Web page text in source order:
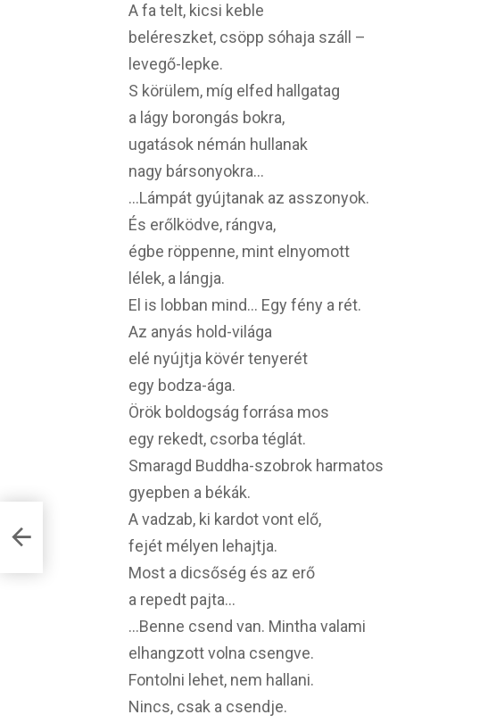
A fa telt, kicsi keble
beléreszket, csöpp sóhaja száll –
levegő-lepke.
S körülem, míg elfed hallgatag
a lágy borongás bokra,
ugatások némán hullanak
nagy bársonyokra…
…Lámpát gyújtanak az asszonyok.
És erőlködve, rángva,
égbe röppenne, mint elnyomott
lélek, a lángja.
El is lobban mind… Egy fény a rét.
Az anyás hold-világa
elé nyújtja kövér tenyerét
egy bodza-ága.
Örök boldogság forrása mos
egy rekedt, csorba téglát.
Smaragd Buddha-szobrok harmatos
gyepben a békák.
A vadzab, ki kardot vont elő,
fejét mélyen lehajtja.
Most a dicsőség és az erő
a repedt pajta…
…Benne csend van. Mintha valami
elhangzott volna csengve.
Fontolni lehet, nem hallani.
Nincs, csak a csendje.